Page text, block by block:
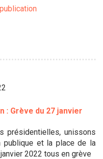
: Grève du 27 janvier
présidentielles, unissons
publique et la place de la
2022 tous en grève